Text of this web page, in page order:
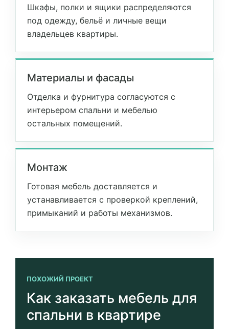
Шкафы, полки и ящики распределяются
под одежду, бельё и личные вещи
владельцев квартиры.
Материалы и фасады
Отделка и фурнитура согласуются с
интерьером спальни и мебелью
остальных помещений.
Монтаж
Готовая мебель доставляется и
устанавливается с проверкой креплений,
примыканий и работы механизмов.
ПОХОЖИЙ ПРОЕКТ
Как заказать мебель для
спальни в квартире